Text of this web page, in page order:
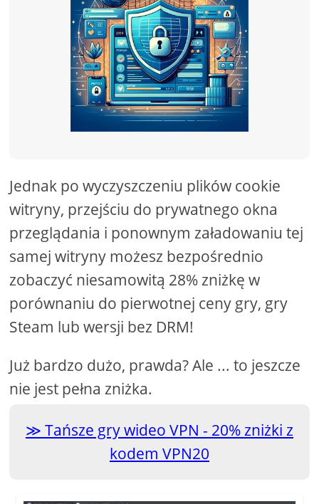
Jednak po wyczyszczeniu plików cookie
witryny, przejściu do prywatnego okna
przeglądania i ponownym załadowaniu tej
samej witryny możesz bezpośrednio
zobaczyć niesamowitą 28% zniżkę w
porównaniu do pierwotnej ceny gry, gry
Steam lub wersji bez DRM!
Już bardzo dużo, prawda? Ale ... to jeszcze
nie jest pełna zniżka.
Tańsze gry wideo VPN - 20% zniżki z
kodem VPN20